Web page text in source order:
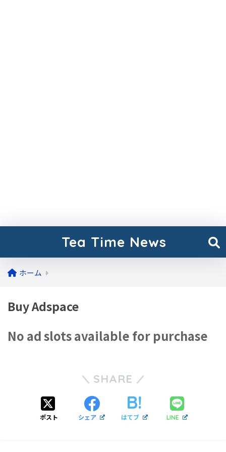
Tea Time News
ホーム
Buy Adspace
No ad slots available for purchase
SHARE
ポスト シェア はてブ LINE